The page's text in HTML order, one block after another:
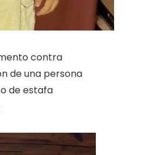
contra
de una persona
de estafa